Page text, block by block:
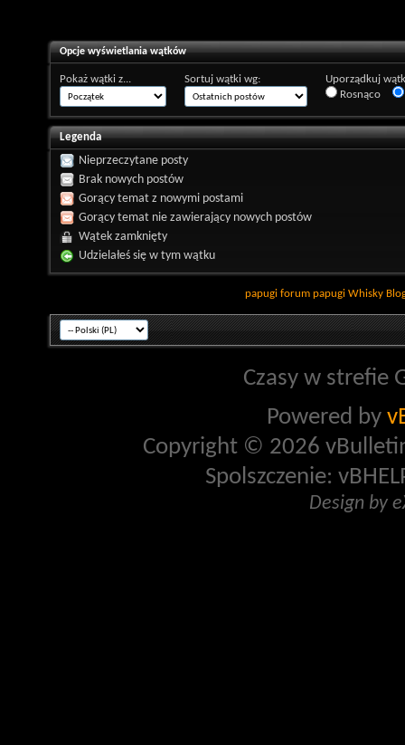
Opcje wyświetlania wątków
Pokaż wątki z... Sortuj wątki wg:
Uporządkuj
Rosnąco
Legenda
Nieprzeczytane posty
Brak nowych postów
Gorący temat z nowymi postami
Gorący temat nie zawierający nowych postów
Wątek zamknięty
Udzielałeś się w tym wątku
papugi forum papugi Whisky
Czasy w strefie
Powered by
Copyright © 2026
Spolszczenie:
Design by